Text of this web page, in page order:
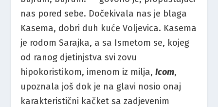
nas pored sebe. Dočekivala nas je blaga
Kasema, dobri duh kuće Voljevica. Kasema
je rodom Sarajka, a sa Ismetom se, kojeg
od ranog djetinjstva svi zovu
hipokoristikom, imenom iz milja,Icom,
upoznala još dok je na glavi nosio onaj
karakteristični kačket sa zadjevenim